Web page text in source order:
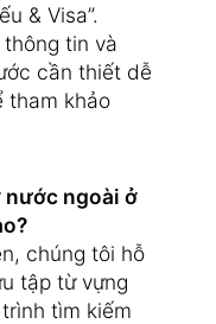
& Visa”.
tin và
cần thiết dễ
tham khảo
nước ngoài ở
chúng tôi hỗ
tập từ vựng
tìm kiếm